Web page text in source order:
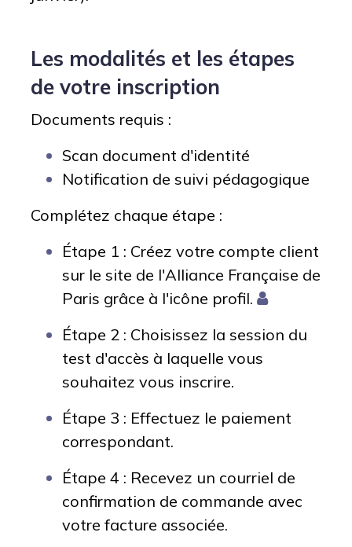
Les modalités et les étapes
de votre inscription
Documents requis :
Scan document d'identité
Notification de suivi pédagogique
Complétez chaque étape :
Étape 1 : Créez votre compte client
sur le site de l'Alliance Française de
Paris grâce à l'icône profil.
Étape 2 : Choisissez la session du
test d'accès à laquelle vous
souhaitez vous inscrire.
Étape 3 : Effectuez le paiement
correspondant.
Étape 4 : Recevez un courriel de
confirmation de commande avec
votre facture associée.